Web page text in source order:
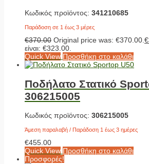
Κωδικός προϊόντος: 341210685
Παράδοση σε 1 έως 3 μέρες
€370.00 Original price was: €370.00.€
είναι: €323.00.
Quick View Προσθήκη στο καλάθι
Ποδήλατο Στατικό
306215005
Κωδικός προϊόντος: 306215005
Άμεση παραλαβή / Παράδοση 1 έως 3 ημέρες
€455.00
Quick View Προσθήκη στο καλάθι
Προσφορές!